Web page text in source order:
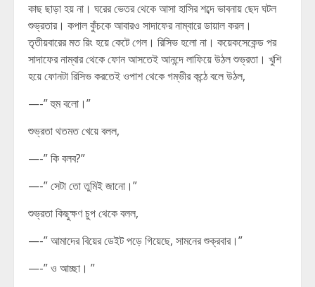
কাছ ছাড়া হয় না। ঘরের ভেতর থেকে আসা হাসির শব্দে ভাবনায় ছেদ ঘটল
শুভ্রতার। কপাল কুঁচকে আবারও সাদাফের নাম্বারে ডায়াল করল।
তৃতীয়বারের মত রিং হয়ে কেটে গেল। রিসিভ হলো না। কয়েকসেকেন্ড পর
সাদাফের নাম্বার থেকে ফোন আসতেই আনন্দে লাফিয়ে উঠল শুভ্রতা। খুশি
হয়ে ফোনটা রিসিভ করতেই ওপাশ থেকে গম্ভীর কন্ঠে বলে উঠল,
—-” হুম বলো।”
শুভ্রতা থতমত খেয়ে বলল,
—-” কি বলব?”
—-” সেটা তো তুমিই জানো।”
শুভ্রতা কিছুক্ষণ চুপ থেকে বলল,
—-” আমাদের বিয়ের ডেইট পড়ে গিয়েছে, সামনের শুক্রবার।”
—-” ও আচ্ছা। ”